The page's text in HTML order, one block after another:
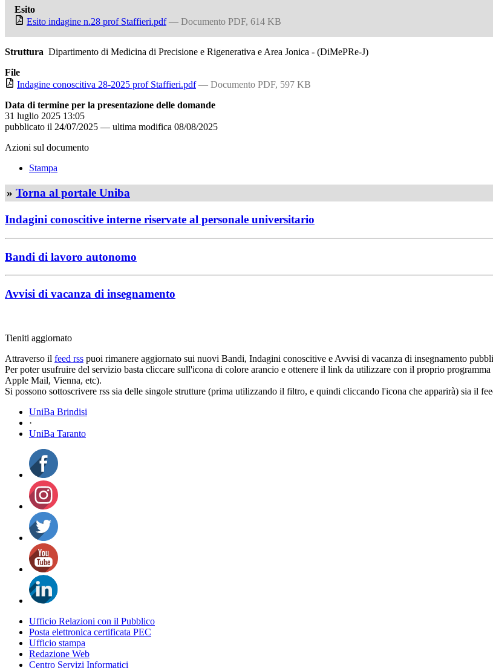
Esito
Esito indagine n.28 prof Staffieri.pdf — Documento PDF, 614 KB
Struttura Dipartimento di Medicina di Precisione e Rigenerativa e Area Jonica - (DiMePRe-J)
File
Indagine conoscitiva 28-2025 prof Staffieri.pdf — Documento PDF, 597 KB
Data di termine per la presentazione delle domande
31 luglio 2025 13:05
pubblicato il 24/07/2025 — ultima modifica 08/08/2025
Azioni sul documento
Stampa
» Torna al portale Uniba
Indagini conoscitive interne riservate al personale universitario
Bandi di lavoro autonomo
Avvisi di vacanza di insegnamento
Tieniti aggiornato
Attraverso il feed rss puoi rimanere aggiornato sui nuovi Bandi, Indagini conoscitive e Avvisi di vacanza di insegnamento
Per poter usufruire del servizio basta cliccare sull'icona di colore arancio e ottenere il link da utilizzare con il proprio
Apple Mail, Vienna, etc).
Si possono sottoscrivere rss sia delle singole strutture (prima utilizzando il filtro, e quindi cliccando l'icona che apparirà) sia il
UniBa Brindisi
·
UniBa Taranto
Ufficio Relazioni con il Pubblico
Posta elettronica certificata PEC
Ufficio stampa
Redazione Web
Centro Servizi Informatici